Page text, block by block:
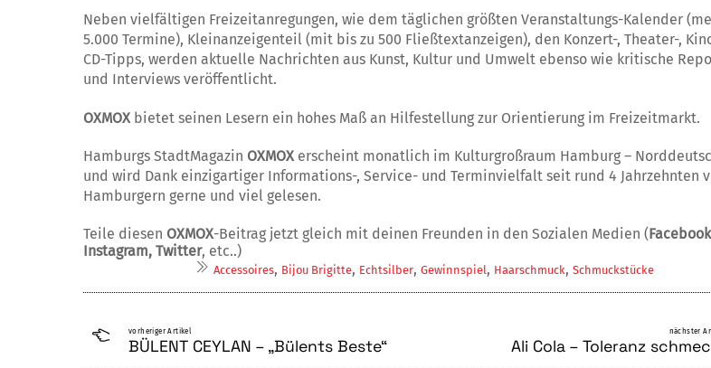
Neben vielfältigen Freizeitanregungen, wie dem täglichen größten Veranstaltungs-Kalender
5.000 Termine), Kleinanzeigenteil (mit bis zu 500 Fließtextanzeigen), den Konzert-, Theater-,
CD-Tipps, werden aktuelle Nachrichten aus Kunst, Kultur und Umwelt ebenso wie kritische
und Interviews veröffentlicht.
OXMOX bietet seinen Lesern ein hohes Maß an Hilfestellung zur Orientierung im Freizeitmarkt.
Hamburgs StadtMagazin OXMOXerscheint monatlich im Kulturgroßraum Hamburg –
und wird Dank einzigartiger Informations-, Service- und Terminvielfalt seit rund 4 Jahrzehnten
Hamburgern gerne und viel gelesen.
Teile diesen OXMOX-Beitrag jetzt gleich mit deinen Freunden in den Sozialen Medien (
Instagram, Twitter, etc..)
Ac­cessoires, Bijou Bri­gitte, Echt­silber, Gewinnspiel, Haarschmuck, Schmuckstücke
vorheriger Artikel
BÜLENT CEYLAN – „Bülents Beste“
nächster
Ali Cola – Toleranz